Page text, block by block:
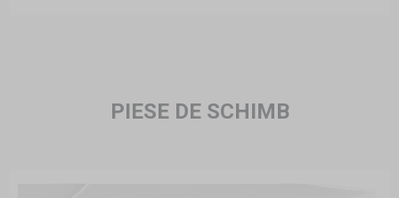
PIESE DE SCHIMB